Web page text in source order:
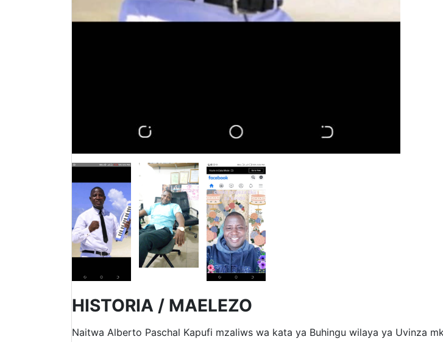
HISTORIA / MAELEZO
Naitwa Alberto Paschal Kapufi mzaliws wa kata ya Buhingu wilaya ya Uvinza